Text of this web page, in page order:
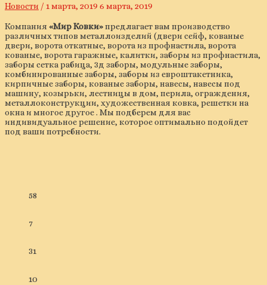
Новости / 1 марта, 2019 6 марта, 2019
Компания «Мир Ковки»предлагает вам производство
различных типов металлоизделий (двери сейф, кованые
двери, ворота откатные, ворота из профнастила, ворота
кованые, ворота гаражные, калитки, заборы из профнастила,
заборы сетка рабица, 3д заборы, модульные заборы,
комбинированные заборы, заборы из евроштакетника,
кирпичные заборы, кованые заборы, навесы, навесы под
машину, козырьки, лестницы в дом, перила, ограждения,
металлоконструкции, художественная ковка, решетки на
окна и многое другое . Мы подберем для вас
индивидуальное решение, которое оптимально подойдет
под ваши потребности.
58
7
31
10